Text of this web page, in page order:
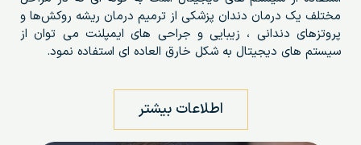
مختلف یک درمان دندان پزشکی از ترمیم درمان ریشه روکش‌ها و
پروتزهای دندانی ، زیبایی و جراحی های ایمپلنت می توان از
سیستم های دیجیتال به شکل خارق العاده ای استفاده نمود.
اطلاعات بیشتر